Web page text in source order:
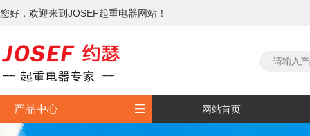
您好，欢迎来到JOSEF起重电器网站！
产品中心  网站首页